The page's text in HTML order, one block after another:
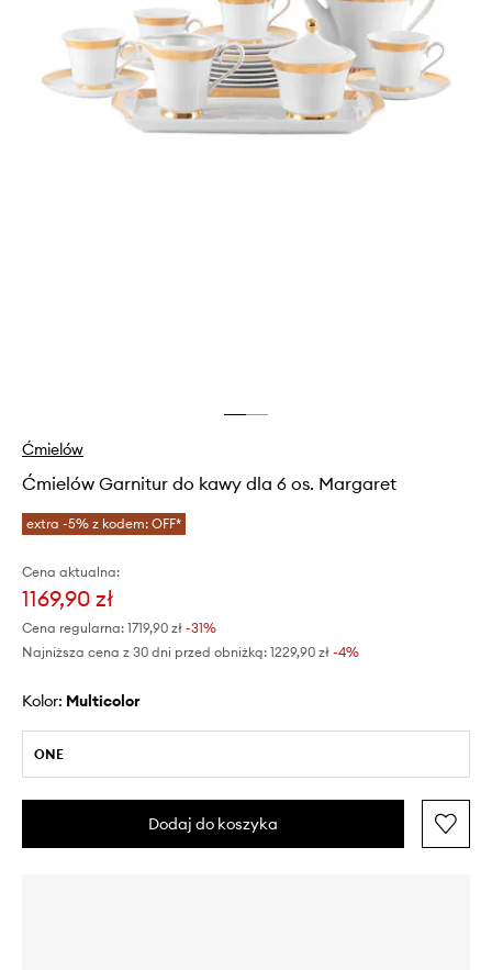
Ćmielów
Ćmielów Garnitur do kawy dla 6 os. Margaret
extra -5% z kodem: OFF*
Cena aktualna:
1169,90 zł
Cena regularna: 1719,90 zł -31%
Najniższa cena z 30 dni przed obniżką: 1229,90 zł -4%
Kolor: multicolor
ONE
Dodaj do koszyka